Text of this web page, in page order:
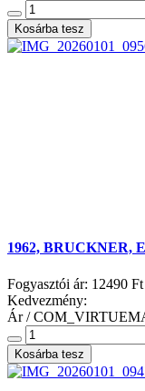
1962, BRUCKNER,
Fogyasztói ár: 12490 Ft
Kedvezmény:
Ár /